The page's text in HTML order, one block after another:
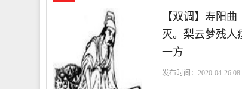
【双调】寿阳
灭。梨云梦残
一方
发布时间：2020-04-26